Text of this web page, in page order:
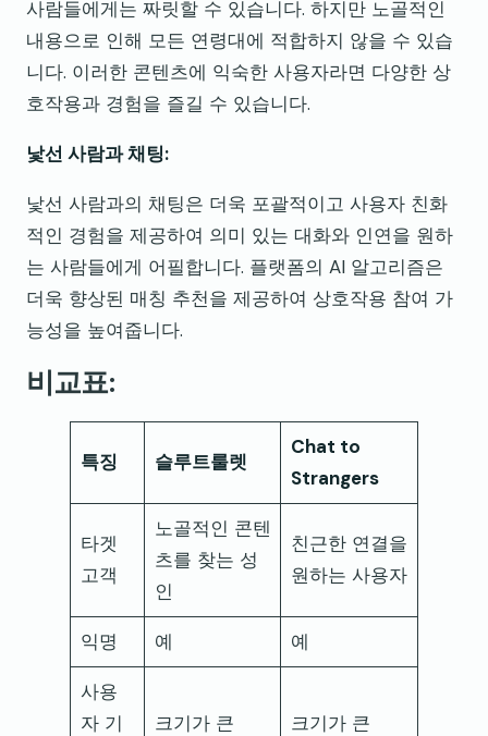
사람들에게는 짜릿할 수 있습니다. 하지만 노골적인
내용으로 인해 모든 연령대에 적합하지 않을 수 있습
니다. 이러한 콘텐츠에 익숙한 사용자라면 다양한 상
호작용과 경험을 즐길 수 있습니다.
낯선 사람과 채팅:
낯선 사람과의 채팅은 더욱 포괄적이고 사용자 친화
적인 경험을 제공하여 의미 있는 대화와 인연을 원하
는 사람들에게 어필합니다. 플랫폼의 AI 알고리즘은
더욱 향상된 매칭 추천을 제공하여 상호작용 참여 가
능성을 높여줍니다.
비교표:
특징 슬루트룰렛
Chat to
Strangers
타겟
고객
노골적인 콘텐
츠를 찾는 성
인
친근한 연결을
원하는 사용자
익명 예 예
사용
자 기
크기가 큰 크기가 큰